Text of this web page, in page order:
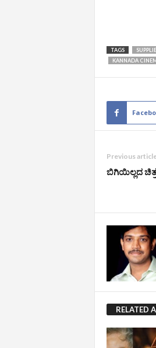
TAGS
KANNADA
Previous
ಬಿಗಿಯಿಲ್ಲದ
RELATED